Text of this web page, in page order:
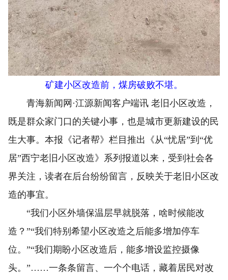
矿建小区改造前，煤房破败不堪。
青海新闻网·江源新闻客户端讯 老旧小区改造，
既是群众家门口的关键小事，也是城市更新建设的民
生大事。本报《记者帮》栏目推出《从“忧居”到“优
居”西宁老旧小区改造》系列报道以来，受到社会各
界关注，读者在后台纷纷留言，反映关于老旧小区改
造的事宜。
“我们小区外墙保温层早就脱落，啥时候能改
造？”“我们特别希望小区改造之后能多增加停车
位。”“我们期盼小区改造后，能多增设监控摄像
头。”……一条条留言、一个个电话，藏着居民对改